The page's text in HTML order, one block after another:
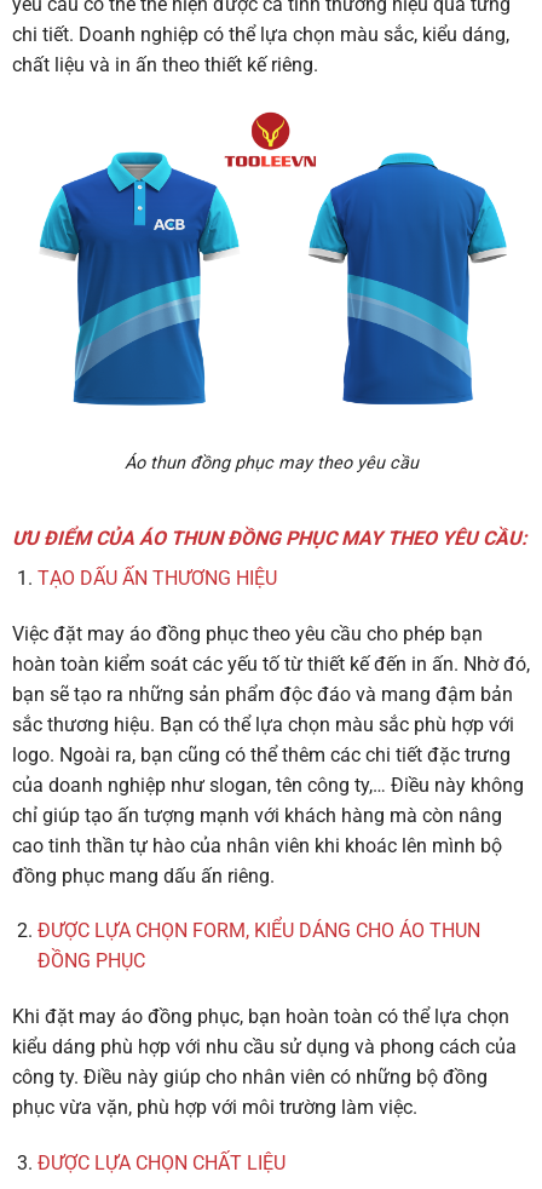
chi tiết. Doanh nghiệp có thể lựa chọn màu sắc, kiểu dáng,
chất liệu và in ấn theo thiết kế riêng.
Áo thun đồng phục may theo yêu cầu
ƯU ĐIỂM CỦA ÁO THUN ĐỒNG PHỤC MAY THEO YÊU CẦU:
TẠO DẤU ẤN THƯƠNG HIỆU
Việc đặt may áo đồng phục theo yêu cầu cho phép bạn
hoàn toàn kiểm soát các yếu tố từ thiết kế đến in ấn. Nhờ đó,
bạn sẽ tạo ra những sản phẩm độc đáo và mang đậm bản
sắc thương hiệu. Bạn có thể lựa chọn màu sắc phù hợp với
logo. Ngoài ra, bạn cũng có thể thêm các chi tiết đặc trưng
của doanh nghiệp như slogan, tên công ty,… Điều này không
chỉ giúp tạo ấn tượng mạnh với khách hàng mà còn nâng
cao tinh thần tự hào của nhân viên khi khoác lên mình bộ
đồng phục mang dấu ấn riêng.
ĐƯỢC LỰA CHỌN FORM, KIỂU DÁNG CHO ÁO THUN
ĐỒNG PHỤC
Khi đặt may áo đồng phục, bạn hoàn toàn có thể lựa chọn
kiểu dáng phù hợp với nhu cầu sử dụng và phong cách của
công ty. Điều này giúp cho nhân viên có những bộ đồng
phục vừa vặn, phù hợp với môi trường làm việc.
ĐƯỢC LỰA CHỌN CHẤT LIỆU